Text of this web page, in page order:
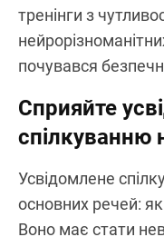
тренінги з
почувався
Сприяйте
спілкуванню
Усвідомлене
основних речей:
Воно має стати